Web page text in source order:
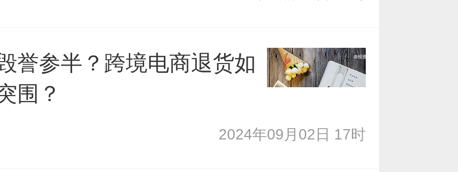
誉参半？跨境电商退货如
围？
2024年09月02日 17时